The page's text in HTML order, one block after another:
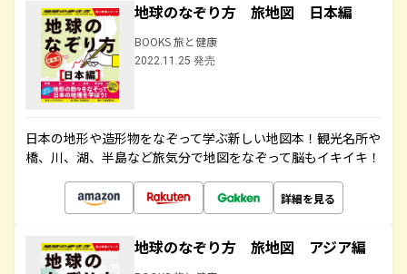
地球のなぞり方 旅地図 日本編
BOOKS 旅と健康
2022.11.25 発売
日本の地形や造形物をなぞって学ぶ新しい地図本！観光名所や
橋、川、湖、半島など旅気分で地図をなぞって脳もイキイキ！
詳細を見る
地球のなぞり方 旅地図 アジア編